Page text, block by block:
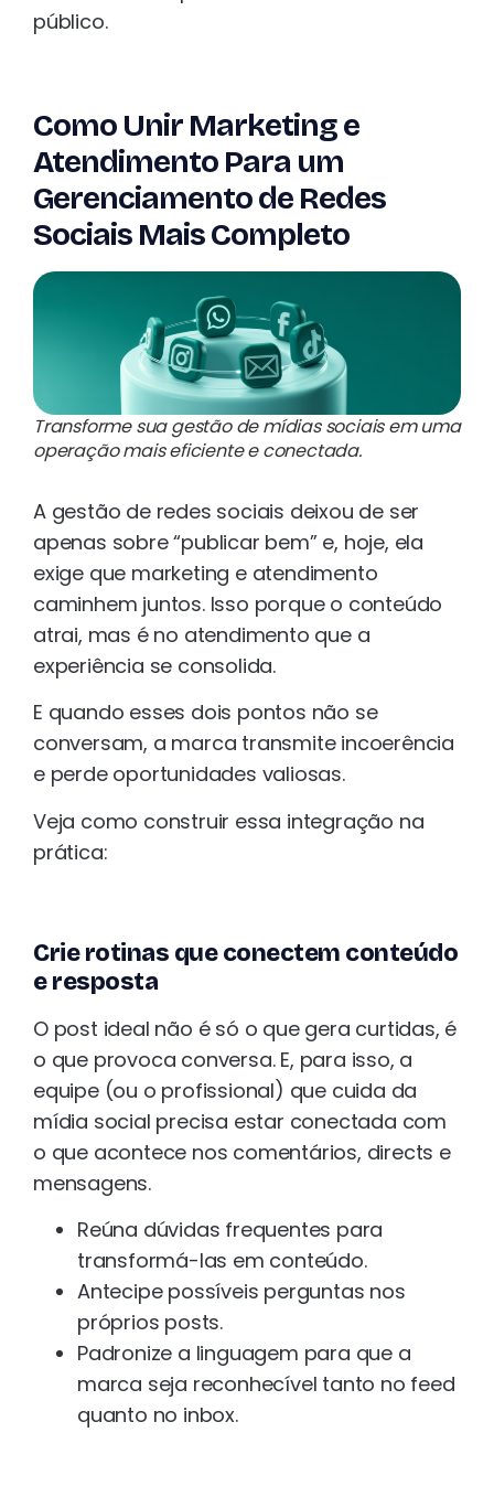
público.
Como Unir Marketing e
Atendimento Para um
Gerenciamento de Redes
Sociais Mais Completo
Transforme sua gestão de mídias sociais em uma
operação mais eficiente e conectada.
A gestão de redes sociais deixou de ser
apenas sobre “publicar bem” e, hoje, ela
exige que marketing e atendimento
caminhem juntos. Isso porque o conteúdo
atrai, mas é no atendimento que a
experiência se consolida.
E quando esses dois pontos não se
conversam, a marca transmite incoerência
e perde oportunidades valiosas.
Veja como construir essa integração na
prática:
Crie rotinas que conectem conteúdo
e resposta
O post ideal não é só o que gera curtidas, é
o que provoca conversa. E, para isso, a
equipe (ou o profissional) que cuida da
mídia social precisa estar conectada com
o que acontece nos comentários, directs e
mensagens.
Reúna dúvidas frequentes para
transformá-las em conteúdo.
Antecipe possíveis perguntas nos
próprios posts.
Padronize a linguagem para que a
marca seja reconhecível tanto no feed
quanto no inbox.